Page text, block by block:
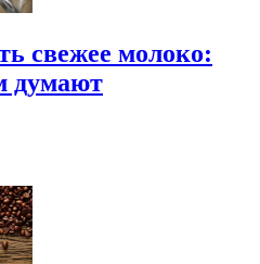
свежее молоко:
думают